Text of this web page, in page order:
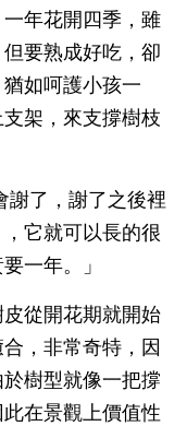
年花開四季，雖
要熟成好吃，卻
如呵護小孩一
架，來支撐樹枝
謝了，謝了之後裡
它就可以長的很
一年。」
從開花期就開始
，非常奇特，因
樹型就像一把撐
在景觀上價值性